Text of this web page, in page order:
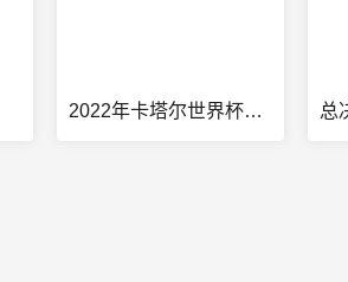
2022年卡塔尔世界杯赛程